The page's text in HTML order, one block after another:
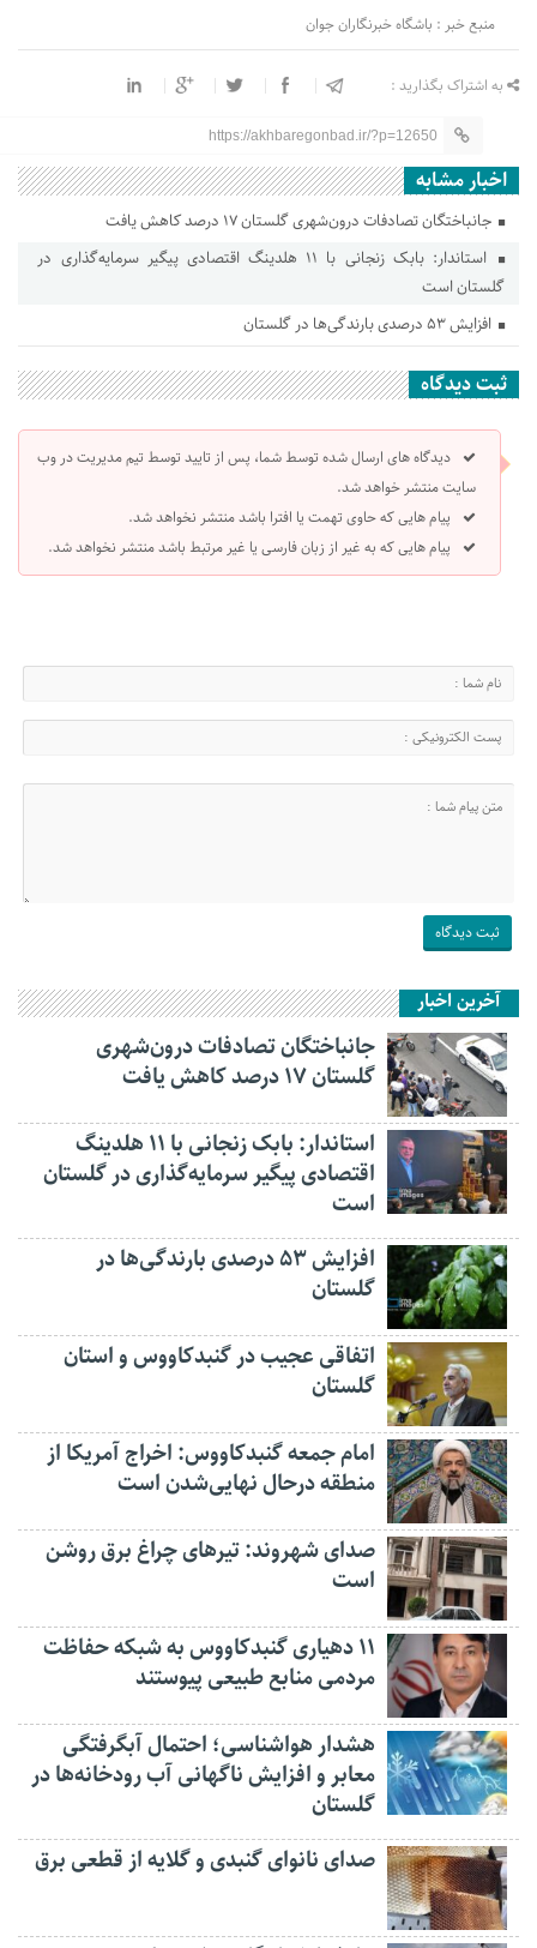
منبع خبر : باشگاه خبرنگاران جوان
به اشتراک بگذارید :
https://akhbaregonbad.ir/?p=12650
اخبار مشابه
جانباختگان تصادفات درون‌شهری گلستان ۱۷ درصد کاهش یافت
استاندار: بابک زنجانی با ۱۱ هلدینگ اقتصادی پیگیر سرمایه‌گذاری در
گلستان است
افزایش ۵۳ درصدی بارندگی‌ها در گلستان
ثبت دیدگاه
دیدگاه های ارسال شده توسط شما، پس از تایید توسط تیم مدیریت در وب
سایت منتشر خواهد شد.
پیام هایی که حاوی تهمت یا افترا باشد منتشر نخواهد شد.
پیام هایی که به غیر از زبان فارسی یا غیر مرتبط باشد منتشر نخواهد شد.
آخرین اخبار
جانباختگان تصادفات درون‌شهری
گلستان ۱۷ درصد کاهش یافت
استاندار: بابک زنجانی با ۱۱ هلدینگ
اقتصادی پیگیر سرمایه‌گذاری در گلستان
است
افزایش ۵۳ درصدی بارندگی‌ها در
گلستان
اتفاقی عجیب در‌ گنبدکاووس و استان
گلستان
امام جمعه گنبدکاووس: اخراج آمریکا از
منطقه درحال نهایی‌شدن است
صدای شهروند: تیرهای چراغ برق روشن
است
۱۱ دهیاری گنبدکاووس به شبکه حفاظت
مردمی منابع طبیعی پیوستند
هشدار هواشناسی؛ احتمال آبگرفتگی
معابر و افزایش ناگهانی آب رودخانه‌ها در
گلستان
صدای نانوای گنبدی و گلایه از قطعی برق